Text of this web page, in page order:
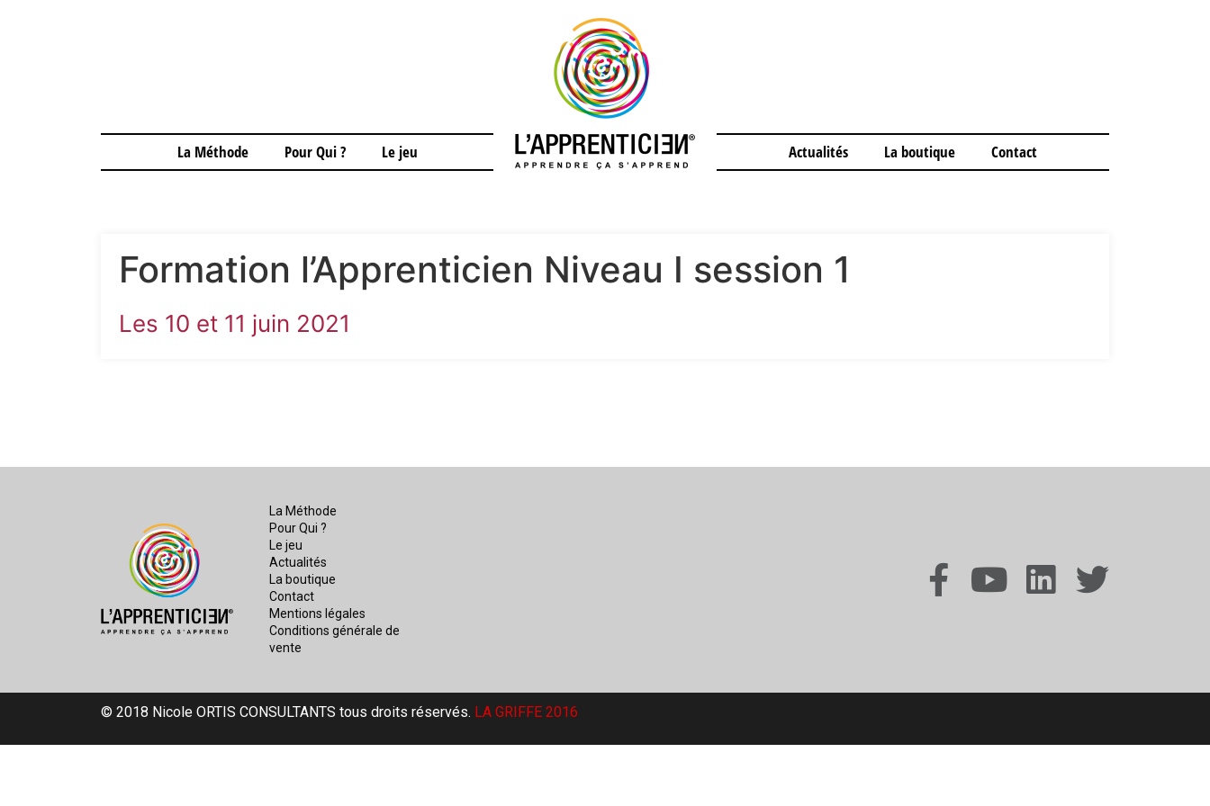
La Méthode Pour Qui ? Le jeu Actualités La boutique Contact
Formation l’Apprenticien Niveau I session 1
Les 10 et 11 juin 2021
La Méthode
Pour Qui ?
Le jeu
Actualités
La boutique
Contact
Mentions légales
Conditions générale de
vente
© 2018 Nicole ORTIS CONSULTANTS tous droits réservés. LA GRIFFE 2016​